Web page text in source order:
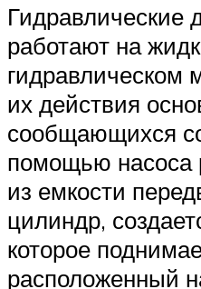
Гидравлические
работают на
гидравлическом
их действия
сообщающихся
помощью насоса
из емкости
цилиндр,
которое
расположенный